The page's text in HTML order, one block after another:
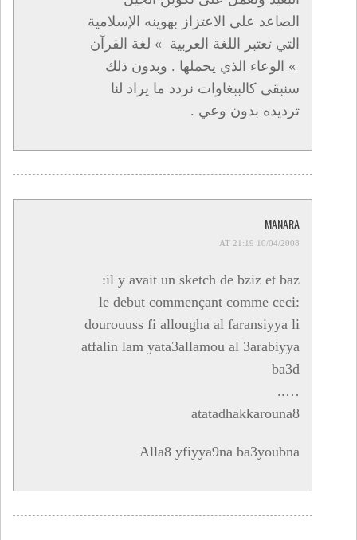
الصاعد على الاعتزاز بهوينه الإسلامية
التي تعتبر اللغة العربية » لغة القرآن
» الوعاء الذي يحملها . وبدون ذلك
سنبقى كالببغاوات نردد ما يراد لنا
ترديده بدون وعي .
MANARA
10/04/2008 AT 21:19
il y avait un sketch de bziz et baz:
le debut commençant comme ceci:
dourouuss fi allougha al faransiyya li
atfalin lam yata3allamou al 3arabiyya
ba3d
…..
atatadhakkarouna8
Alla8 yfiyya9na ba3youbna